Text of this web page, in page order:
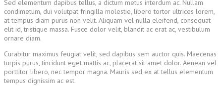
Sed elementum dapibus tellus, a dictum metus interdum ac. Nullam
condimetum, dui volutpat fringilla molestie, libero tortor ultrices lorem,
at tempus diam purus non velit. Aliquam vel nulla eleifend, consequat
elit id, tristique massa. Fusce dolor velit, blandit ac erat ac, vestibulum
ornare diam.
Curabitur maximus feugiat velit, sed dapibus sem auctor quis. Maecenas
turpis purus, tincidunt eget mattis ac, placerat sit amet dolor. Aenean vel
porttitor libero, nec tempor magna. Mauris sed ex at tellus elementum
tempus dignissim ac est.